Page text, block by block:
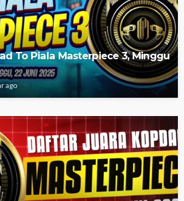
To Piala Masterpiece 3, Minggu
ago